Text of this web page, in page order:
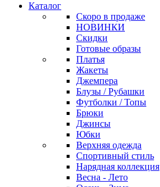
Каталог
Скоро в продаже
НОВИНКИ
Скидки
Готовые образы
Платья
Жакеты
Джемпера
Блузы / Рубашки
Футболки / Топы
Брюки
Джинсы
Юбки
Верхняя одежда
Спортивный стиль
Нарядная коллекция
Весна - Лето